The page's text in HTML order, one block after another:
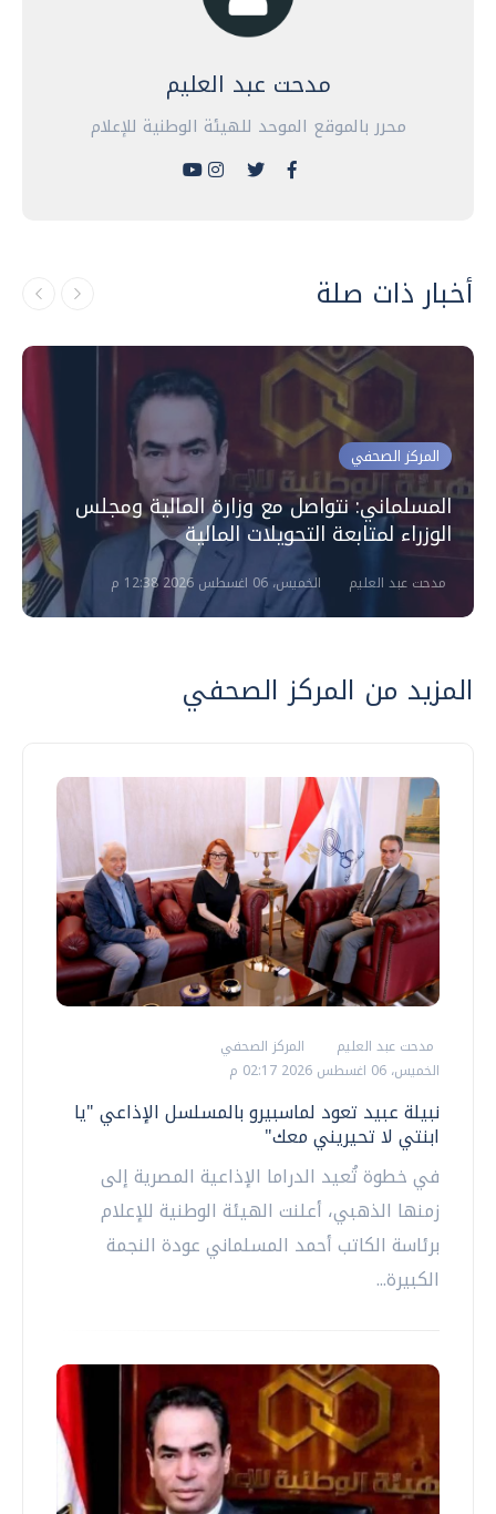
مدحت عبد العليم
محرر بالموقع الموحد للهيئة الوطنية للإعلام
أخبار ذات صلة
المركز الصحفي
المسلماني: نتواصل مع وزارة المالية ومجلس
الوزراء لمتابعة التحويلات المالية
مدحت عبد العليم الخميس، 06 اغسطس 2026 12:38 م
المزيد من المركز الصحفي
مدحت عبد العليم
المركز الصحفي
الخميس، 06 اغسطس 2026 02:17 م
نبيلة عبيد تعود لماسبيرو بالمسلسل الإذاعي "يا
ابنتي لا تحيريني معك"
في خطوة تُعيد الدراما الإذاعية المصرية إلى
زمنها الذهبي، أعلنت الهيئة الوطنية للإعلام
برئاسة الكاتب أحمد المسلماني عودة النجمة
الكبيرة...